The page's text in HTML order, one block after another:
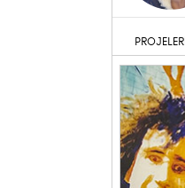
PROJELERİ